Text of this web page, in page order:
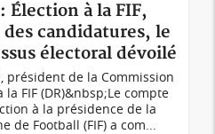
Élection à la FIF,
candidatures, le
électoral dévoilé
président de la Commission
FIF (DR)&nbsp;Le compte
à la présidence de la
de Football (FIF) a com...